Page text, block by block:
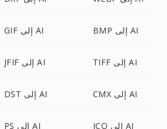
GIF إلى AI BMP إلى AI
JFIF إلى AI TIFF إلى AI
DST إلى AI CMX إلى AI
PS إلى AI ICO إلى AI